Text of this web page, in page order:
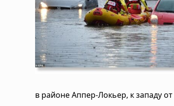
в районе Аппер-Локьер, к западу